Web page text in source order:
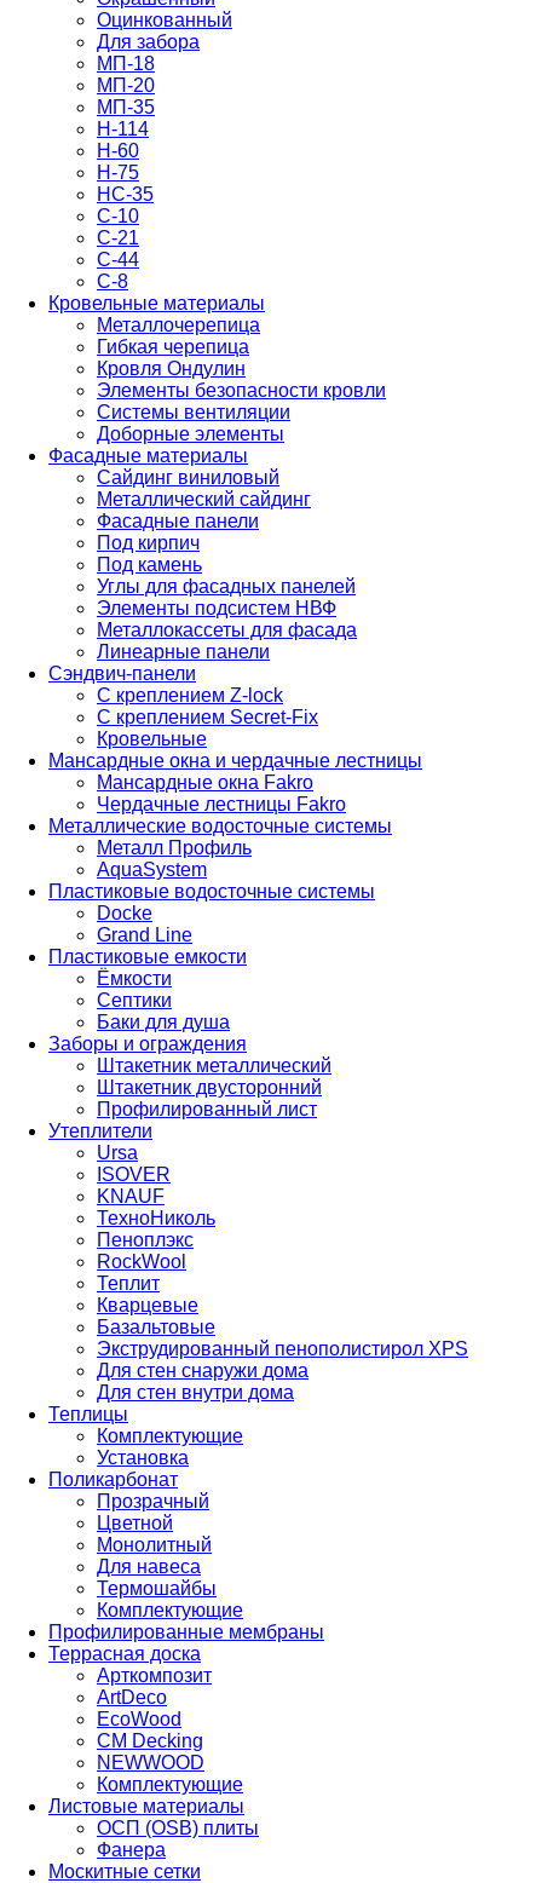
Оцинкованный
Для забора
МП-18
МП-20
МП-35
Н-114
Н-60
Н-75
НС-35
С-10
С-21
С-44
С-8
Кровельные материалы
Металлочерепица
Гибкая черепица
Кровля Ондулин
Элементы безопасности кровли
Системы вентиляции
Доборные элементы
Фасадные материалы
Сайдинг виниловый
Металлический сайдинг
Фасадные панели
Под кирпич
Под камень
Углы для фасадных панелей
Элементы подсистем НВФ
Металлокассеты для фасада
Линеарные панели
Сэндвич-панели
С креплением Z-lock
С креплением Secret-Fix
Кровельные
Мансардные окна и чердачные лестницы
Мансардные окна Fakro
Чердачные лестницы Fakro
Металлические водосточные системы
Металл Профиль
AquaSystem
Пластиковые водосточные системы
Docke
Grand Line
Пластиковые емкости
Ёмкости
Септики
Баки для душа
Заборы и ограждения
Штакетник металлический
Штакетник двусторонний
Профилированный лист
Утеплители
Ursa
ISOVER
KNAUF
ТехноНиколь
Пеноплэкс
RockWool
Теплит
Кварцевые
Базальтовые
Экструдированный пенополистирол XPS
Для стен снаружи дома
Для стен внутри дома
Теплицы
Комплектующие
Установка
Поликарбонат
Прозрачный
Цветной
Монолитный
Для навеса
Термошайбы
Комплектующие
Профилированные мембраны
Террасная доска
Арткомпозит
ArtDeco
EcoWood
CM Decking
NEWWOOD
Комплектующие
Листовые материалы
ОСП (OSB) плиты
Фанера
Москитные сетки